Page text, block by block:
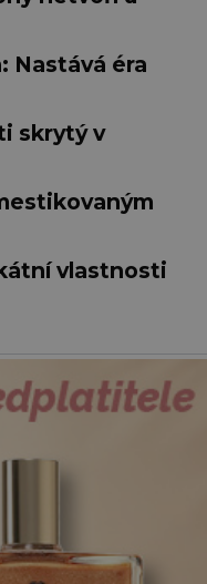
Nastává éra
skrytý v
vlastnosti